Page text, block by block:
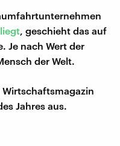
, geschieht das auf
Je nach Wert der
der Welt.
Wirtschaftsmagazin
Jahres aus.